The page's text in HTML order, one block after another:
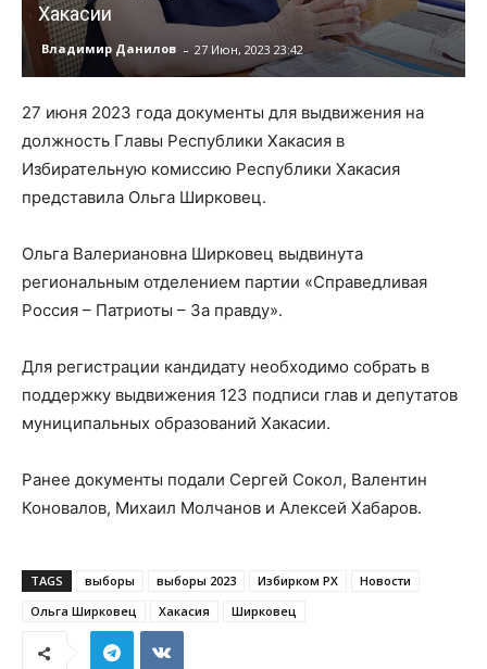
Хакасии
Владимир Данилов - 27 Июн, 2023 23:42
27 июня 2023 года документы для выдвижения на
должность Главы Республики Хакасия в
Избирательную комиссию Республики Хакасия
представила Ольга Ширковец.
Ольга Валериановна Ширковец выдвинута
региональным отделением партии «Справедливая
Россия – Патриоты – За правду».
Для регистрации кандидату необходимо собрать в
поддержку выдвижения 123 подписи глав и депутатов
муниципальных образований Хакасии.
Ранее документы подали Сергей Сокол, Валентин
Коновалов, Михаил Молчанов и Алексей Хабаров.
TAGS выборы выборы 2023 Избирком РХ
Новости
Ольга Ширковец
Хакасия Ширковец